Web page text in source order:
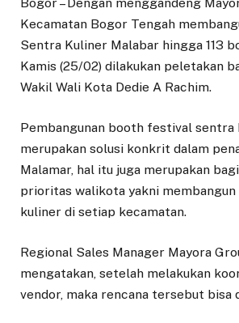
Kecamatan Bogor Tengah
Sentra Kuliner Malabar hingga 113
Kamis (25/02) dilakukan peletakan
Wakil Wali Kota Dedie A Rachim.
Pembangunan booth festival sentra
merupakan solusi konkrit dalam
Malamar, hal itu juga merupakan
prioritas walikota yakni
kuliner di setiap kecamatan.
Regional Sales Manager Mayora
mengatakan, setelah melakukan
vendor, maka rencana tersebut bisa